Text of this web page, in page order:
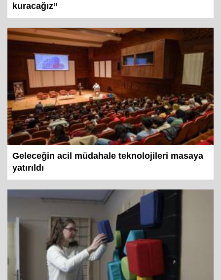
kuracağız”
Geleceğin acil müdahale teknolojileri masaya
yatırıldı